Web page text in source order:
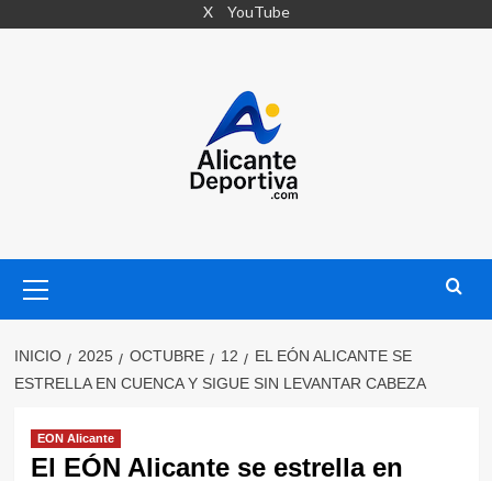
X YouTube
primario
INICIO 2025 OCTUBRE 12
EL EÓN ALICANTE SE
ESTRELLA EN CUENCA Y SIGUE SIN LEVANTAR CABEZA
EON Alicante
El EÓN Alicante se estrella en